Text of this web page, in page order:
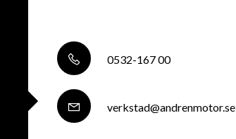
0532-167 00
verkstad@andrenmotor.se